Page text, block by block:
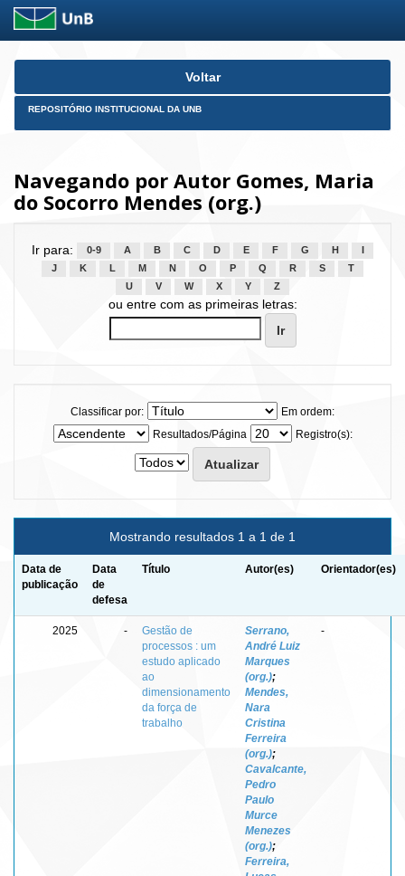
Skip
Voltar
REPOSITÓRIO INSTITUCIONAL DA UNB
Navegando por Autor Gomes, Maria
do Socorro Mendes (org.)
Ir para: 0-9 A B C D E F G H
J
K L M N O P Q R S
T
U
V W X Y Z
ou entre com as primeiras letras:
Classificar por:
Em ordem:
Resultados/Página
Registro(s):
Mostrando resultados 1 a 1 de 1
Data de
publicação
Data
de
defesa
Título Autor(es) Orientador(es)
2025 -
Gestão de
processos : um
estudo aplicado
ao
dimensionamento
da força de
trabalho
Serrano,
André Luiz
Marques
(org.);
Mendes,
Nara
Cristina
Ferreira
(org.);
Cavalcante,
Pedro
Paulo
Murce
Menezes
(org.);
Ferreira,
-